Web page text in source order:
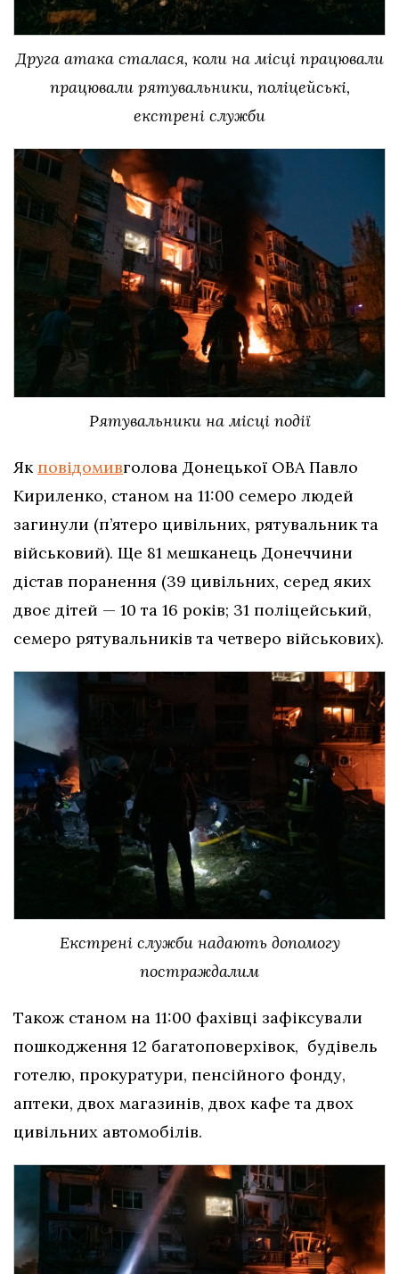
Друга атака сталася, коли на місці працювали
працювали рятувальники, поліцейські,
екстрені служби
Рятувальники на місці події
Як повідомивголова Донецької ОВА Павло
Кириленко, станом на 11:00 семеро людей
загинули (п’ятеро цивільних, рятувальник та
військовий). Ще 81 мешканець Донеччини
дістав поранення (39 цивільних, серед яких
двоє дітей — 10 та 16 років; 31 поліцейський,
семеро рятувальників та четверо військових).
Екстрені служби надають допомогу
постраждалим
Також станом на 11:00 фахівці зафіксували
пошкодження 12 багатоповерхівок, будівель
готелю, прокуратури, пенсійного фонду,
аптеки, двох магазинів, двох кафе та двох
цивільних автомобілів.